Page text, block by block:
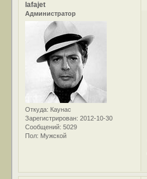
lafajet
Администратор
Откуда: Каунас
Зарегистрирован: 2012-10-30
Сообщений: 5029
Пол: Мужской